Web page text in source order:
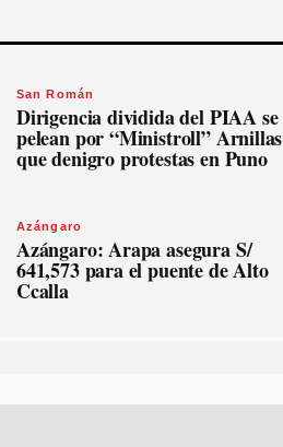
San Román
Dirigencia dividida del PIAA se
pelean por “Ministroll” Arnillas
que denigro protestas en Puno
Azángaro
Azángaro: Arapa asegura S/
641,573 para el puente de Alto
Ccalla